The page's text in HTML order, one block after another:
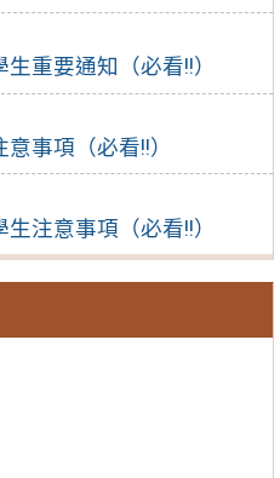
重要通知（必看!!）
事項（必看!!）
注意事項（必看!!）